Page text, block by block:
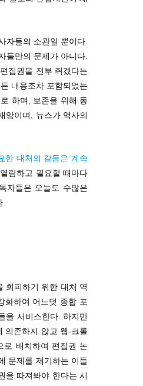
자들의 소관일 뿐이다.
들만의 문제가 아니다.
집권을 전부 쥐겠다는
내용조차 포함되었는
하며, 보존을 위해 동
앙이며, 뉴스가 역사의
한 대처의 갈등은 계속
람하고 필요할 때마다
자들은 오늘도 수많은
회피하기 위한 대처 역
화하여 어느덧 종합 포
을 서비스한다. 하지만
의존하지 않고 웹-크롤
로 배치하여 편집권 논
문제를 제기하는 이들
을 따져봐야 한다는 시